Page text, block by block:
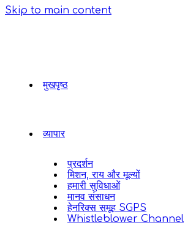
Skip to main content
मुखपृष्ठ
व्यापार
प्रदर्शन
मिशन, राय और मूल्यों
हमारी सुविधाओं
मानव संसाधन
हेनरिक्स समूह SGPS
Whistleblower Channel